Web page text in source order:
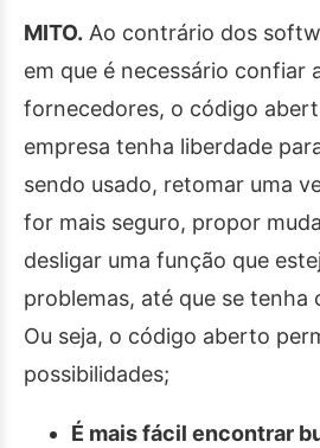
MITO. Ao contrário dos
em que é necessário confiar
fornecedores, o código
empresa tenha liberdade
sendo usado, retomar uma
for mais seguro, propor
desligar uma função que
problemas, até que se tenha
Ou seja, o código aberto
possibilidades;
É mais fácil encontrar